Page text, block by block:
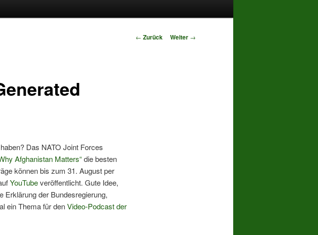
Beitrags-
← Zurück Weiter →
Das NATO Joint Forces
Afghanistan Matters“die besten
können bis zum 31. August per
YouTubeveröffentlicht. Gute Idee,
Erklärung der Bundesregierung,
ein Thema für denVideo-Podcast der